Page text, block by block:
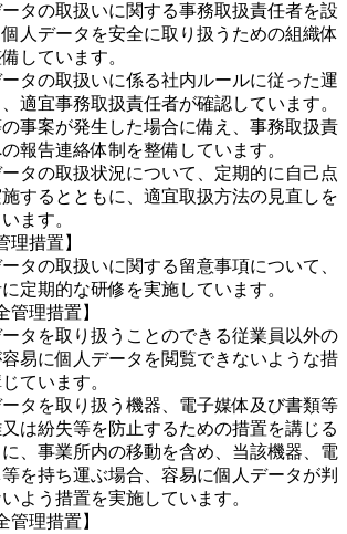
タの取扱いに関する事務取扱責任者を設
人データを安全に取り扱うための組織体
しています。
タの取扱いに係る社内ルールに従った運
適宜事務取扱責任者が確認しています。
事案が発生した場合に備え、事務取扱責
報告連絡体制を整備しています。
タの取扱状況について、定期的に自己点
するとともに、適宜取扱方法の見直しを
ます。
理措置】
タの取扱いに関する留意事項について、
定期的な研修を実施しています。
管理措置】
タを取り扱うことのできる従業員以外の
容易に個人データを閲覧できないような措
ています。
タを取り扱う機器、電子媒体及び書類等
は紛失等を防止するための措置を講じる
に、事業所内の移動を含め、当該機器、電
を持ち運ぶ場合、容易に個人データが判
よう措置を実施しています。
管理措置】